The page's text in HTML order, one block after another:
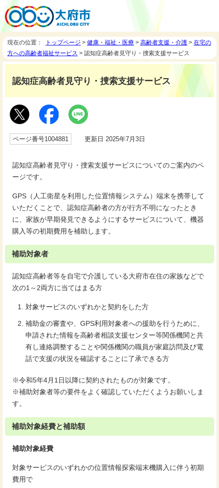
現在の位置： トップページ > 健康・福祉・医療 > 高齢者支援・介護 > 在宅の
方への高齢者福祉サービス > 認知症高齢者見守り・捜索支援サービス
認知症高齢者見守り・捜索支援サービス
ページ番号1004881 更新日 2025年7月3日
認知症高齢者見守り・捜索支援サービスについてのご案内のペ
ージです。
GPS（人工衛星を利用した位置情報システム）端末を携帯して
いただくことで、認知症高齢者の方が行方不明になったとき
に、家族が早期発見できるようにするサービスについて、機器
購入等の初期費用を補助します。
補助対象者
認知症高齢者等を自宅で介護している大府市在住の家族などで
次の1～2両方に当てはまる方
対象サービスのいずれかと契約をした方
補助金の審査や、GPS利用対象者への援助を行うために、
申請された情報を高齢者相談支援センター等関係機関と共
有し連絡調整することや関係機関の職員が家庭訪問及び電
話で支援の状況を確認することに了承できる方
※令和5年4月1日以降に契約されたものが対象です。
※補助対象者等の要件をよく確認していただくようお願いしま
す。
補助対象経費と補助額
補助対象経費
対象サービスのいずれかの位置情報探索端末機購入に伴う初期
費用で